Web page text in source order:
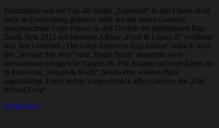
Hierzulande seit der Top-40-Single „Superstar“ in den Charts nicht
mehr in Erscheinung getreten, zählt der mit einem Grammy
ausgezeichnete Lupe Fiasco zu den Großen der intelligenten Rap-
Zunft. Sein 2012 erschienenes Album „Food & Liquor II“ verdiente
sich den Untertitel „The Great American Rap Album“ redlich, warf
mit „Around My Way“ und „Battle Scars“ immerhin zwei
international erfolgreiche Singles ab. Für Anfang nächsten Jahres ist
in Form von „Tetsuo & Youth“ bereits eine weitere Platte
angekündigt. Einen ersten Vorgeschmack gibt es bereits mit „Old
School Love“.
Weiterlesen